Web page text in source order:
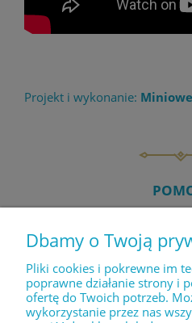
Projekt i wykonanie:
MOJE
PŁATNOŚCI I
Dbamy o Twoją
Pliki cookies i pokrewne im
poprawne działanie strony i
ofertę do Twoich potrzeb.
wykorzystanie przez nas